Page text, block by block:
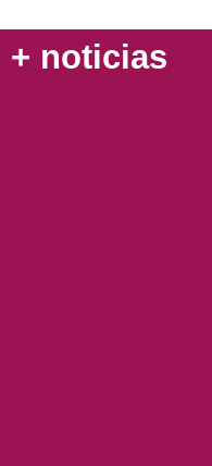
+ noticias